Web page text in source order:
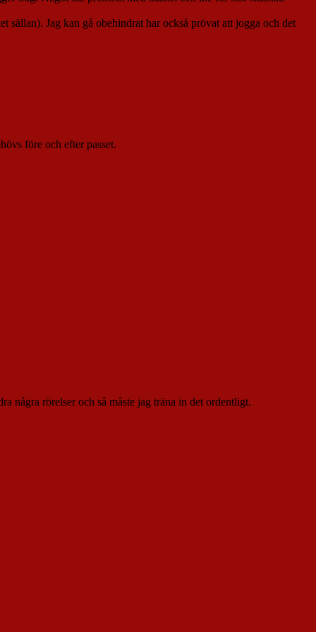
sällan). Jag kan gå obehindrat har också prövat att jogga och det
före och efter passet.
några rörelser och så måste jag träna in det ordentligt.